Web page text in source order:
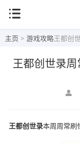
主页 > 游戏攻略王都创
王都创世录
王都创世录本周周常刷